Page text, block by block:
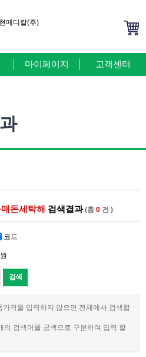
마이페이지 고객센터
돈세탁해 검색결과(총 0 건 )
코드
원
격을 입력하지 않으면 전체에서 검색합
의 검색어를 공백으로 구분하여 입력 할